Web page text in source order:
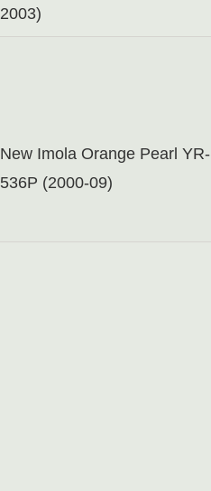
2003)
New Imola Orange Pearl YR-
536P (2000-09)